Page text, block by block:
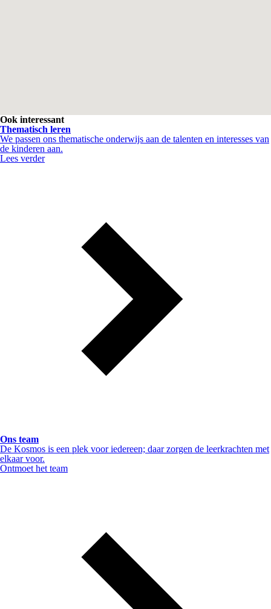
Ook interessant
Thematisch leren
We passen ons thematische onderwijs aan de talenten en interesses van
de kinderen aan.
Lees verder
Ons team
De Kosmos is een plek voor iedereen; daar zorgen de leerkrachten met
elkaar voor.
Ontmoet het team